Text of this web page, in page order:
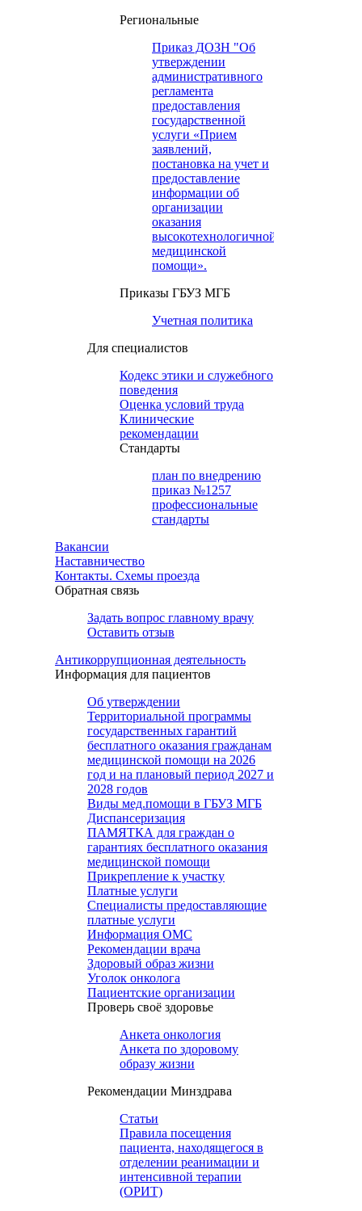
Региональные
Приказ ДОЗН "Об
утверждении
административного
регламента
предоставления
государственной
услуги «Прием
заявлений,
постановка на учет и
предоставление
информации об
организации
оказания
высокотехнологичной
медицинской
помощи».
Приказы ГБУЗ МГБ
Учетная политика
Для специалистов
Кодекс этики и служебного
поведения
Оценка условий труда
Клинические
рекомендации
Cтандарты
план по внедрению
приказ №1257
профессиональные
стандарты
Вакансии
Наставничество
Контакты. Схемы проезда
Обратная связь
Задать вопрос главному врачу
Оставить отзыв
Антикоррупционная деятельность
Информация для пациентов
Об утверждении
Территориальной программы
государственных гарантий
бесплатного оказания гражданам
медицинской помощи на 2026
год и на плановый период 2027 и
2028 годов
Виды мед.помощи в ГБУЗ МГБ
Диспансеризация
ПАМЯТКА для граждан о
гарантиях бесплатного оказания
медицинской помощи
Прикрепление к участку
Платные услуги
Специалисты предоставляющие
платные услуги
Информация ОМС
Рекомендации врача
Здоровый образ жизни
Уголок онколога
Пациентские организации
Проверь своё здоровье
Анкета онкология
Анкета по здоровому
образу жизни
Рекомендации Минздрава
Статьи
Правила посещения
пациента, находящегося в
отделении реанимации и
интенсивной терапии
(ОРИТ)